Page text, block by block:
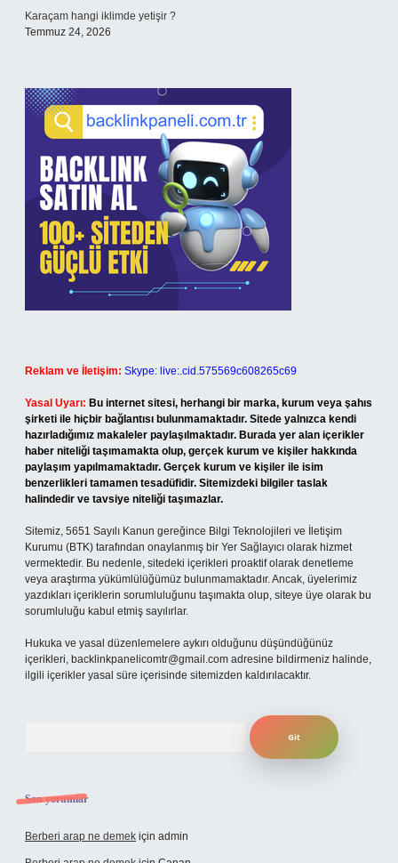
Karaçam hangi iklimde yetişir ?
Temmuz 24, 2026
Reklam ve İletişim: Skype: live:.cid.575569c608265c69
Yasal Uyarı: Bu internet sitesi, herhangi bir marka, kurum veya şahıs
şirketi ile hiçbir bağlantısı bulunmamaktadır. Sitede yalnızca kendi
hazırladığımız makaleler paylaşılmaktadır. Burada yer alan içerikler
haber niteliği taşımamakta olup, gerçek kurum ve kişiler hakkında
paylaşım yapılmamaktadır. Gerçek kurum ve kişiler ile isim
benzerlikleri tamamen tesadüfidir. Sitemizdeki bilgiler taslak
halindedir ve tavsiye niteliği taşımazlar.
Sitemiz, 5651 Sayılı Kanun gereğince Bilgi Teknolojileri ve İletişim
Kurumu (BTK) tarafından onaylanmış bir Yer Sağlayıcı olarak hizmet
vermektedir. Bu nedenle, sitedeki içerikleri proaktif olarak denetleme
veya araştırma yükümlülüğümüz bulunmamaktadır. Ancak, üyelerimiz
yazdıkları içeriklerin sorumluluğunu taşımakta olup, siteye üye olarak bu
sorumluluğu kabul etmiş sayılırlar.
Hukuka ve yasal düzenlemelere aykırı olduğunu düşündüğünüz
içerikleri, backlinkpanelicomtr@gmail.com adresine bildirmeniz halinde,
ilgili içerikler yasal süre içerisinde sitemizden kaldırılacaktır.
Son yorumlar
Berberi arap ne demek için admin